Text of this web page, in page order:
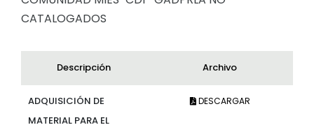
CATALOGADOS
Descripción Archivo
ADQUISICIÓN DE
MATERIAL PARA EL
DESCARGAR